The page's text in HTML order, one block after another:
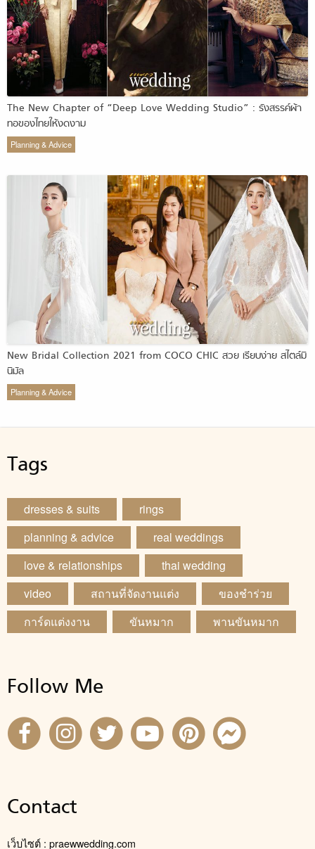
The New Chapter of “Deep Love Wedding Studio” : รังสรรค์ผ้า
ทอของไทยให้งดงาม
Planning & Advice
New Bridal Collection 2021 from COCO CHIC สวย เรียบง่าย สไตล์มิ
นิมัล
Planning & Advice
Tags
dresses & suits
rings
planning & advice
real weddings
love & relationships
thai wedding
video
สถานที่จัดงานแต่ง
ของชำร่วย
การ์ดแต่งงาน
ขันหมาก พานขันหมาก
Follow Me
Contact
เว็บไซต์ : praewwedding.com